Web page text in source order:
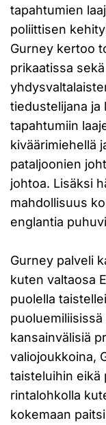
tapahtumien
poliittisen
Gurney kertoo
prikaatissa
tiedustelijana ja
tapahtumiin
kiväärimiehellä
pataljoonien
johtoa. Lisäksi
mahdollisuus
englantia
Gurney palveli
kuten valtaosa
puolella
kansainvälisiä
valiojoukkoina,
taisteluihin eikä
rintalohkolla
kokemaan